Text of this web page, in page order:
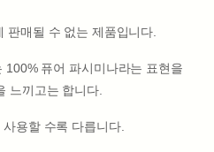
판매될 수 없는 제품입니다.
100% 퓨어 파시미나라는 표현을
느끼고는 합니다.
용할 수록 다릅니다.